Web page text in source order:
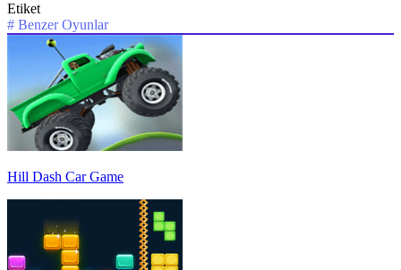
Etiket
# Benzer Oyunlar
Hill Dash Car Game